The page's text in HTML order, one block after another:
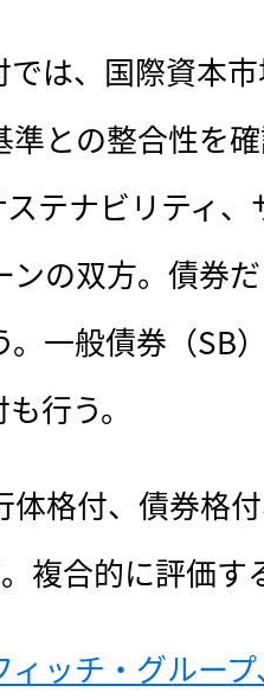
は、国際資本
準との整合性を
テナビリティ
ンの双方。債券
。一般債券（SB
行う。
格付、債券格
複合的に評価す
ィッチ・グルー